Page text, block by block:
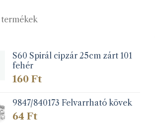
termékek
S60 Spirál cipzár 25cm zárt 101
fehér
160 Ft
9847/840173 Felvarrható kövek
64 Ft